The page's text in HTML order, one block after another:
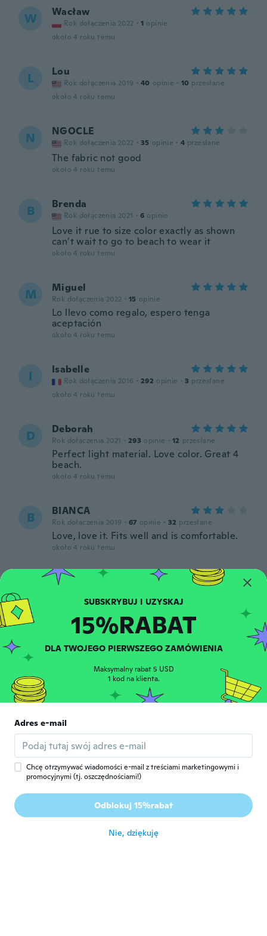
W Wacław
Rok dołączenia 2022 · 1 opinie
około 4 roku temu
L Lou
Rok dołączenia 2019 · 40 opinie · 10 przesłane
około 4 roku temu
N NGOCLE
Rok dołączenia 2022 · 35 opinie · 4 przesłane
The fabric not good
około 4 roku temu
B Brenda
Rok dołączenia 2021 · 6 opinie
Love it rue to size color exactly as shown
can’t wait to go to beach to wear it
około 4 roku temu
M Miguel
Rok dołączenia 2022 · 15 opinie
Lo llevo como regalo, espero tenga
aceptación
około 4 roku temu
I Isabelle
Rok dołączenia 2016 · 292 opinie · 3 przesłane
około 4 roku temu
D Deborah
Rok dołączenia 2021 · 293 opinie · 12 przesłane
Perfect light material. Love color. Great 4
beach.
około 4 roku temu
B BIANCA
Rok dołączenia 2019 · 67 opinie · 32 przesłane
Love, love it. Fits well and is comfortable.
około 4 roku temu
Fabienne
Moins bonne tenue que sur la photo
około 4 roku temu
M Marisol
Rok dołączenia 2021 · 13 opinie
około 4 roku temu
S Rok dołączenia 2021
J Jolanda
Rok dołączenia 2020
Heel leuk, schijnt wel door. Met onderjurk
goed te dragen tijdens de zomer
15%RABAT
DLA TWOJEGO PIERWSZEGO ZAMÓWIENIA
Maksymalny rabat 5 USD
1 kod na klienta.
Adres e-mail
Chcę otrzymywać wiadomości e-mail z treściami marketingowymi i
promocyjnymi (tj. oszczędnościami!)
Odblokuj 15%rabat
Nie, dziękuję